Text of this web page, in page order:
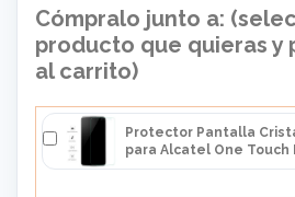
Cómpralo junto a:
producto que quieras y
al carrito)
Protector Pantalla
para Alcatel One Touch